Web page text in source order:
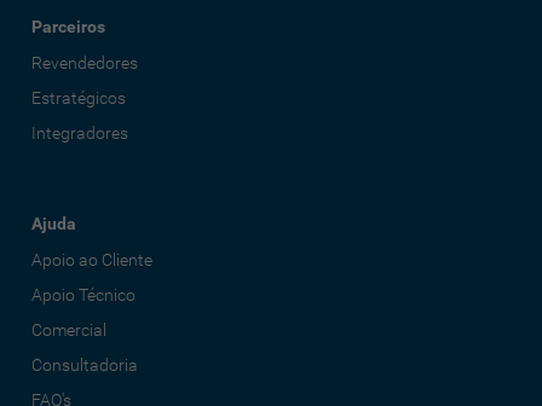
Parceiros
Revendedores
Estratégicos
Integradores
Ajuda
Apoio ao Cliente
Apoio Técnico
Comercial
Consultadoria
FAQ's